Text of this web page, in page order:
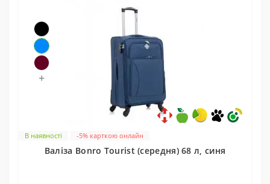
В наявності
+
-5% карткою онлайн
Валіза Bonro Tourist (середня) 68 л, синя